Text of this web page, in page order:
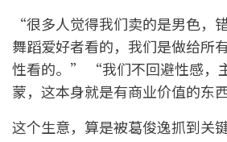
“很多人觉得我们卖的是男色，
舞蹈爱好者看的，我们是做给所
性看的。” “我们不回避性感，
蒙，这本身就是有商业价值的东
这个生意，算是被葛俊逸抓到关